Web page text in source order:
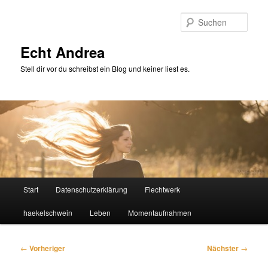
Echt Andrea
Stell dir vor du schreibst ein Blog und keiner liest es.
Start Datenschutzerklärung Flechtwerk
haekelschwein Leben Momentaufnahmen
Beitragsnavigation
← Vorheriger Nächster →